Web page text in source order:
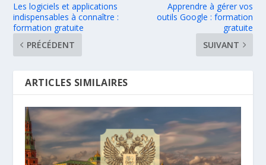
Les logiciels et applications
indispensables à connaître :
formation gratuite
PRÉCÉDENT
Apprendre à gérer vos
outils Google : formation
gratuite
SUIVANT
ARTICLES SIMILAIRES